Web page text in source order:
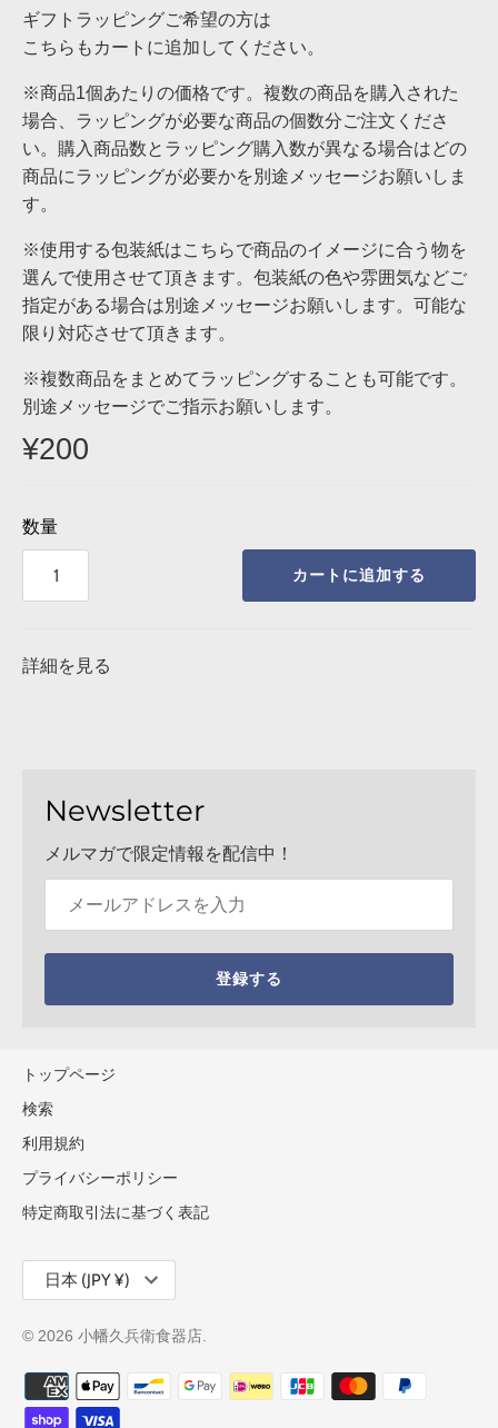
¡
ギフトラッピングご希望の方は
こちらもカートに追加してください。
※商品1個あたりの価格です。複数の商品を購入された
場合、ラッピングが必要な商品の個数分ご注文くださ
い。購入商品数とラッピング購入数が異なる場合はどの
商品にラッピングが必要かを別途メッセージお願いしま
す。
※使用する包装紙はこちらで商品のイメージに合う物を
選んで使用させて頂きます。包装紙の色や雰囲気などご
指定がある場合は別途メッセージお願いします。可能な
限り対応させて頂きます。
※複数商品をまとめてラッピングすることも可能です。
別途メッセージでご指示お願いします。
¥200
数量
カートに追加する
詳細を見る
Newsletter
メルマガで限定情報を配信中！
登録する
トップページ
検索
利用規約
プライバシーポリシー
特定商取引法に基づく表記
貨
日本 (JPY ¥)
© 2026 小幡久兵衛食器店.